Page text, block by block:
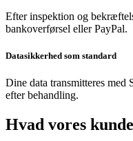
Efter inspektion og
bankoverførsel eller PayPal.
Datasikkerhed som standard
Dine data transmitteres
efter behandling.
Hvad vores